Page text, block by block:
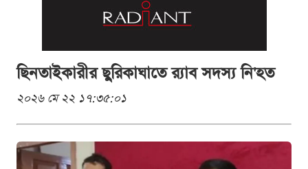
ছিনতাইকারীর ছুরিকাঘাতে র‍্যাব সদস্য নি'হত
২০২৬ মে ২২ ১৭:৩৫:০১